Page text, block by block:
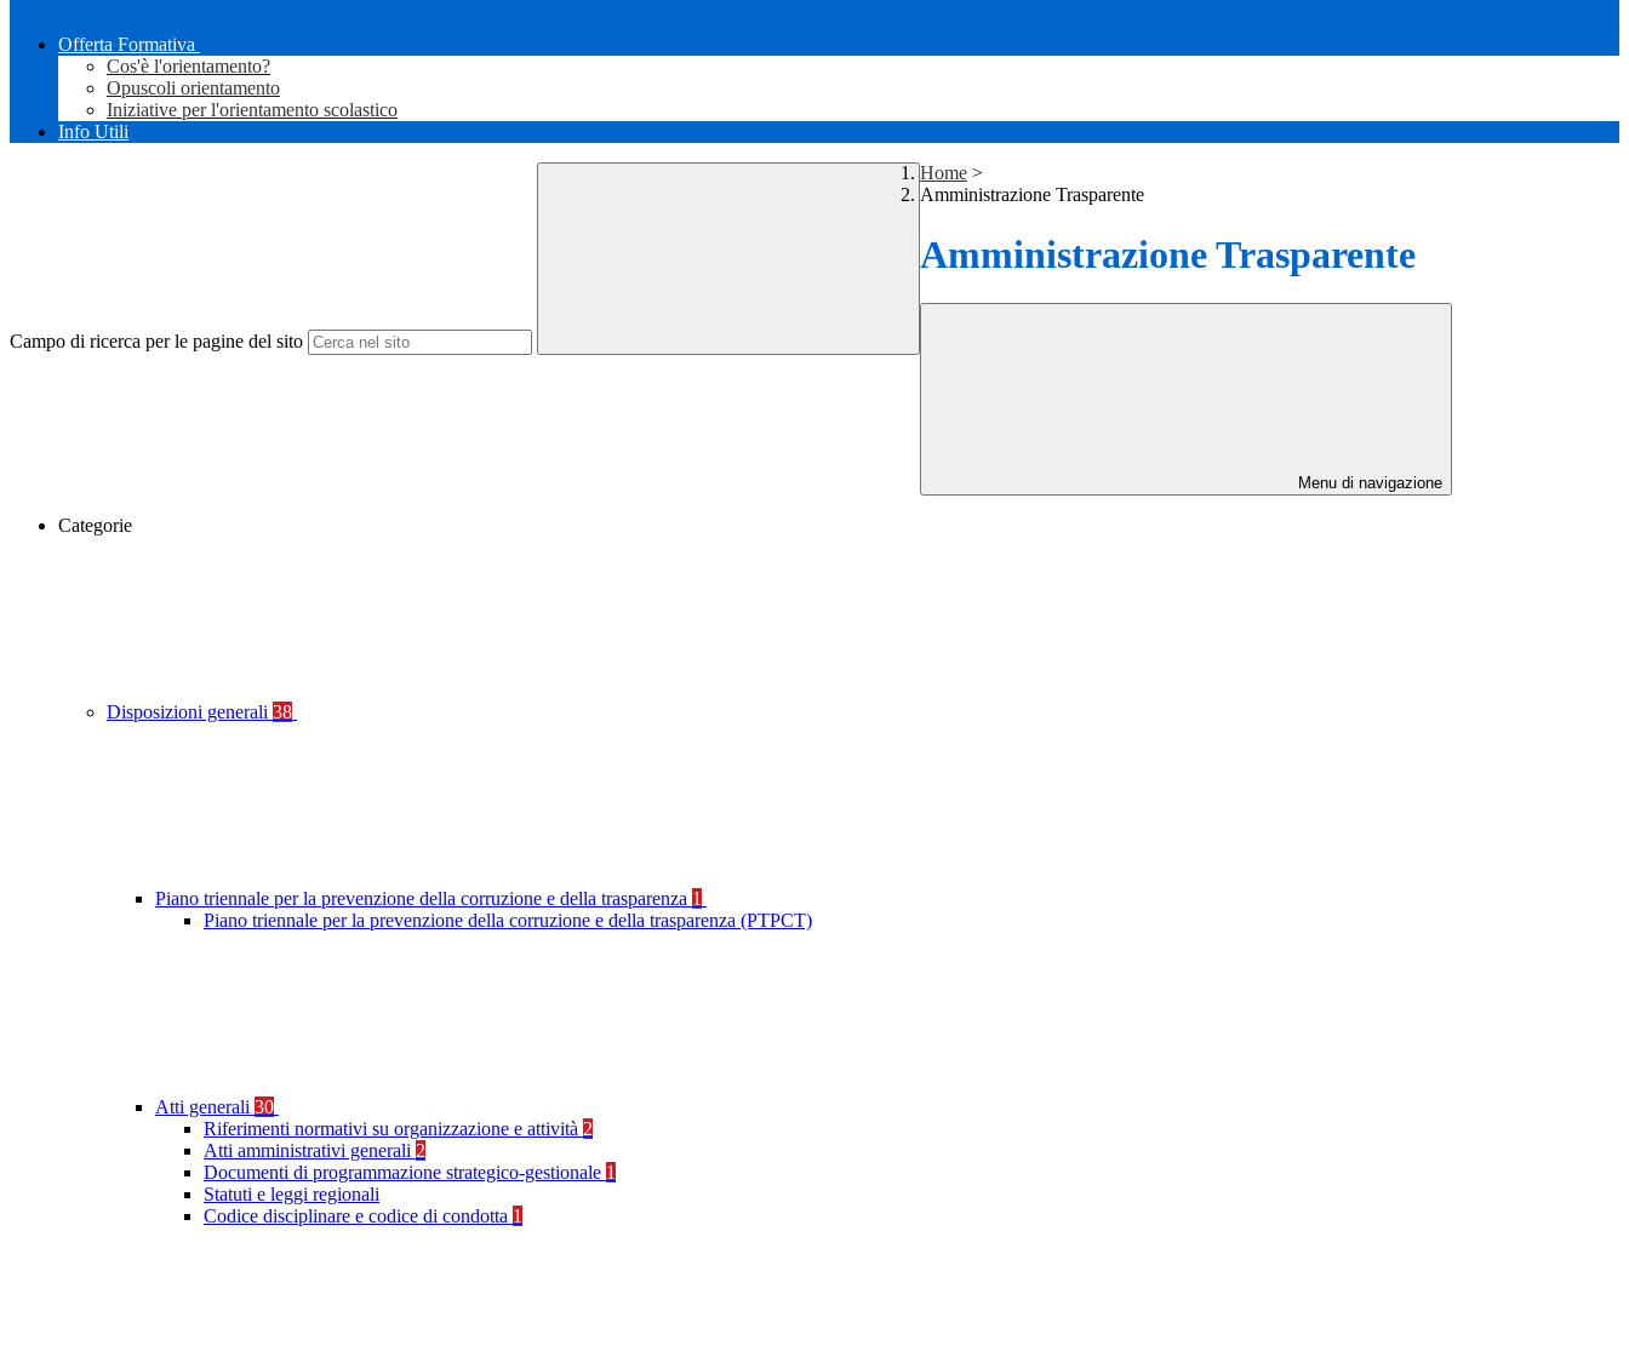
Offerta Formativa
Cos'è l'orientamento?
Opuscoli orientamento
Iniziative per l'orientamento scolastico
Info Utili
Campo di ricerca per le pagine del sito
Home >
Amministrazione Trasparente
Amministrazione Trasparente
Menu di navigazione
Categorie
Disposizioni generali 38
Piano triennale per la prevenzione della corruzione e della trasparenza 1
Piano triennale per la prevenzione della corruzione e della trasparenza (PTPCT)
Atti generali 30
Riferimenti normativi su organizzazione e attività 2
Atti amministrativi generali 2
Documenti di programmazione strategico-gestionale 1
Statuti e leggi regionali
Codice disciplinare e codice di condotta 1